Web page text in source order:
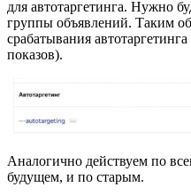
для автотаргетинга. Нужно
группы объявлений. Таким
срабатывания
показов).
Аналогично действуем по
будущем, и по старым.